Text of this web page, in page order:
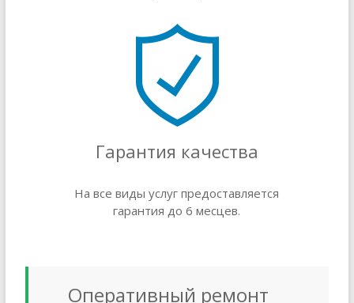
Гарантия качества
На все виды услуг предоставляется
гарантия до 6 месцев.
Оперативный ремонт